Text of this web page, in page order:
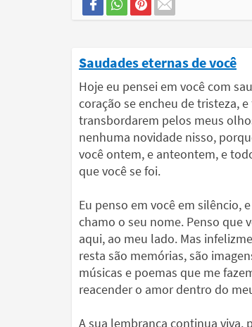
Saudades eternas de você
Hoje eu pensei em você com
coração se encheu de tristeza,
transbordarem pelos meus
nenhuma novidade nisso,
você ontem, e anteontem, e
que você se foi.
Eu penso em você em silêncio,
chamo o seu nome. Penso que
aqui, ao meu lado. Mas
resta são memórias, são
músicas e poemas que me
reacender o amor dentro do
A sua lembrança continua viva,